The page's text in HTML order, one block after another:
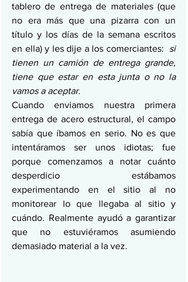
tablero de entrega de materiales (que
no era más que una pizarra con un
título y los días de la semana escritos
en ella) y les dije a los comerciantes: si
tienen un camión de entrega grande,
tiene que estar en esta junta o no la
vamos a aceptar.
Cuando enviamos nuestra primera
entrega de acero estructural, el campo
sabía que íbamos en serio. No es que
intentáramos ser unos idiotas; fue
porque comenzamos a notar cuánto
desperdicio estábamos
experimentando en el sitio al no
monitorear lo que llegaba al sitio y
cuándo. Realmente ayudó a garantizar
que no estuviéramos asumiendo
demasiado material a la vez.